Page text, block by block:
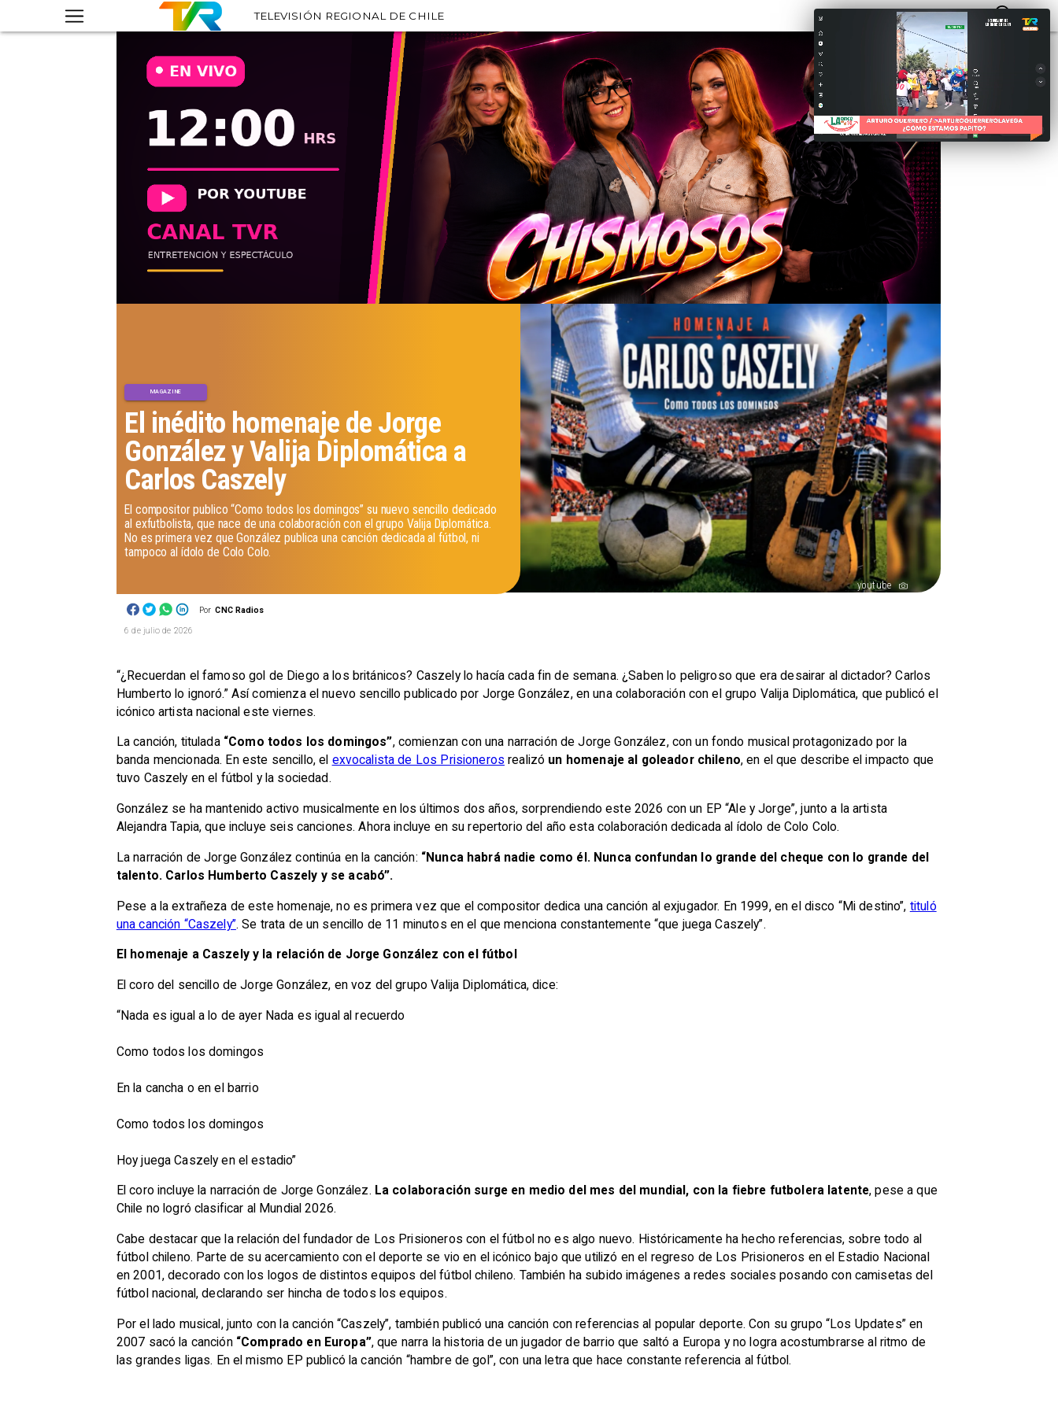
TELEVISIÓN REGIONAL DE CHILE
youtube
Por CNC Radios
El inédito homenaje de Jorge
González y Valija Diplomática a
Carlos Caszely
MAGAZINE
​El compositor publico “Como todos los domingos” su nuevo sencillo dedicado
al exfutbolista, que nace de una colaboración con el grupo Valija Diplomática.
No es primera vez que González publica una canción dedicada al fútbol, ni
tampoco al ídolo de Colo Colo.
6 de julio de 2026
“¿Recuerdan el famoso gol de Diego a los británicos? Caszely lo hacía cada fin de semana. ¿Saben lo peligroso que era desairar al dictador? Carlos
Humberto lo ignoró.” Así comienza el nuevo sencillo publicado por Jorge González, en una colaboración con el grupo Valija Diplomática, que publicó el
icónico artista nacional este viernes.
La canción, titulada “Como todos los domingos”, comienzan con una narración de Jorge González, con un fondo musical protagonizado por la
banda mencionada. En este sencillo, el exvocalista de Los Prisioneros realizó un homenaje al goleador chileno, en el que describe el impacto que
tuvo Caszely en el fútbol y la sociedad.
González se ha mantenido activo musicalmente en los últimos dos años, sorprendiendo este 2026 con un EP “Ale y Jorge”, junto a la artista
Alejandra Tapia, que incluye seis canciones. Ahora incluye en su repertorio del año esta colaboración dedicada al ídolo de Colo Colo.
La narración de Jorge González continúa en la canción: “Nunca habrá nadie como él. Nunca confundan lo grande del cheque con lo grande del
talento. Carlos Humberto Caszely y se acabó”.
Pese a la extrañeza de este homenaje, no es primera vez que el compositor dedica una canción al exjugador. En 1999, en el disco “Mi destino”, tituló
una canción “Caszely”. Se trata de un sencillo de 11 minutos en el que menciona constantemente “que juega Caszely”.
El homenaje a Caszely y la relación de Jorge González con el fútbol
El coro del sencillo de Jorge González, en voz del grupo Valija Diplomática, dice:
“Nada es igual a lo de ayer Nada es igual al recuerdo
Como todos los domingos
En la cancha o en el barrio
Como todos los domingos
Hoy juega Caszely en el estadio”
El coro incluye la narración de Jorge González. La colaboración surge en medio del mes del mundial, con la fiebre futbolera latente, pese a que
Chile no logró clasificar al Mundial 2026.
Cabe destacar que la relación del fundador de Los Prisioneros con el fútbol no es algo nuevo. Históricamente ha hecho referencias, sobre todo al
fútbol chileno. Parte de su acercamiento con el deporte se vio en el icónico bajo que utilizó en el regreso de Los Prisioneros en el Estadio Nacional
en 2001, decorado con los logos de distintos equipos del fútbol chileno. También ha subido imágenes a redes sociales posando con camisetas del
fútbol nacional, declarando ser hincha de todos los equipos.
Por el lado musical, junto con la canción “Caszely”, también publicó una canción con referencias al popular deporte. Con su grupo “Los Updates” en
2007 sacó la canción“Comprado en Europa”, que narra la historia de un jugador de barrio que saltó a Europa y no logra acostumbrarse al ritmo de
las grandes ligas. En el mismo EP publicó la canción “hambre de gol”, con una letra que hace constante referencia al fútbol.